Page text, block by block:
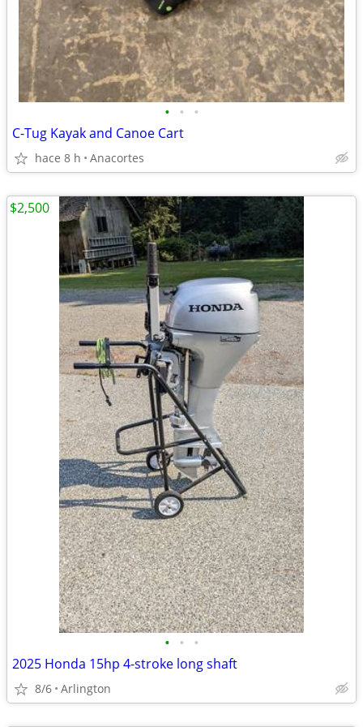
• • •
C-Tug Kayak and Canoe Cart
hace 8 h Anacortes
• • •
2025 Honda 15hp 4-stroke long shaft
8/6 Arlington
$2,500